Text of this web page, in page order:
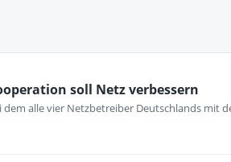
soll Netz verbessern
alle vier Netzbetreiber Deutschlands mit